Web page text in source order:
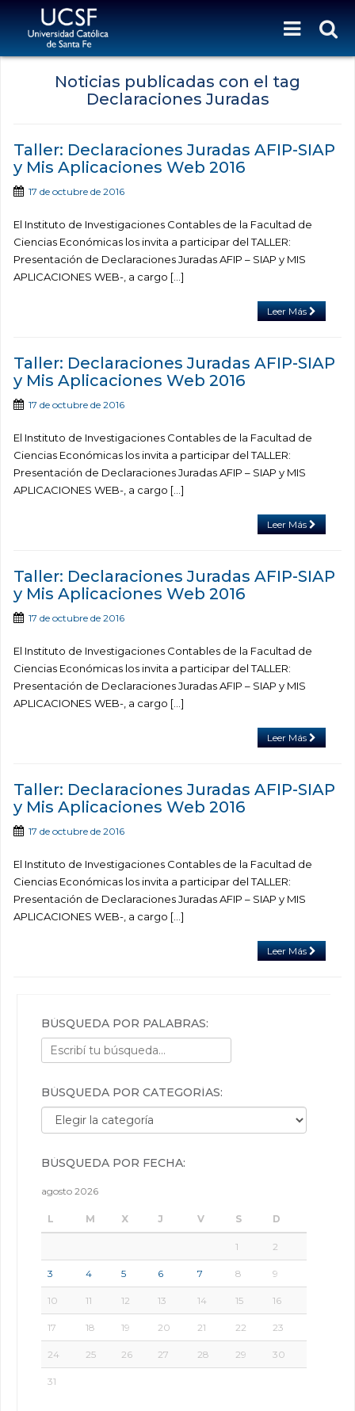
Noticias publicadas con el tag
Declaraciones Juradas
Taller: Declaraciones Juradas AFIP-SIAP
y Mis Aplicaciones Web 2016
17 de octubre de 2016
El Instituto de Investigaciones Contables de la Facultad de
Ciencias Económicas los invita a participar del TALLER:
Presentación de Declaraciones Juradas AFIP – SIAP y MIS
APLICACIONES WEB-, a cargo […]
Leer Más
Taller: Declaraciones Juradas AFIP-SIAP
y Mis Aplicaciones Web 2016
17 de octubre de 2016
El Instituto de Investigaciones Contables de la Facultad de
Ciencias Económicas los invita a participar del TALLER:
Presentación de Declaraciones Juradas AFIP – SIAP y MIS
APLICACIONES WEB-, a cargo […]
Leer Más
Taller: Declaraciones Juradas AFIP-SIAP
y Mis Aplicaciones Web 2016
17 de octubre de 2016
El Instituto de Investigaciones Contables de la Facultad de
Ciencias Económicas los invita a participar del TALLER:
Presentación de Declaraciones Juradas AFIP – SIAP y MIS
APLICACIONES WEB-, a cargo […]
Leer Más
Taller: Declaraciones Juradas AFIP-SIAP
y Mis Aplicaciones Web 2016
17 de octubre de 2016
El Instituto de Investigaciones Contables de la Facultad de
Ciencias Económicas los invita a participar del TALLER:
Presentación de Declaraciones Juradas AFIP – SIAP y MIS
APLICACIONES WEB-, a cargo […]
Leer Más
BÚSQUEDA POR PALABRAS:
BÚSQUEDA POR CATEGORÍAS:
Búsqueda por categorías:
BÚSQUEDA POR FECHA:
agosto 2026
L M X J V S D
1 2
3 4 5 6 7 8 9
10 11 12 13 14 15 16
17 18 19 20 21 22 23
24 25 26 27 28 29 30
31